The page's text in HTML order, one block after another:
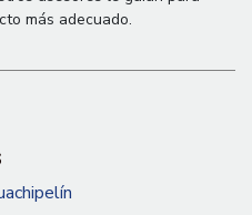
más adecuado.